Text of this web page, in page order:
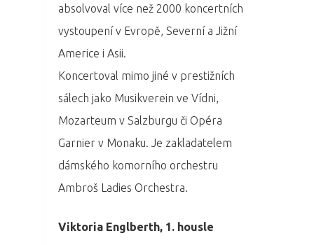
absolvoval více než 2000 koncertních
vystoupení v Evropě, Severní a Jižní
Americe i Asii.
Koncertoval mimo jiné v prestižních
sálech jako Musikverein ve Vídni,
Mozarteum v Salzburgu či Opéra
Garnier v Monaku. Je zakladatelem
dámského komorního orchestru
Ambroš Ladies Orchestra.
Viktoria Englberth, 1. housle